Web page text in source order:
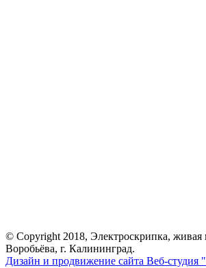
© Copyright 2018, Электроскрипка,
Воробьёва, г. Калининград.
Дизайн и продвижение сайта Веб-студия